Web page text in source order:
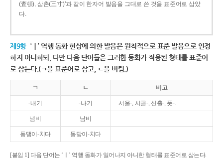
(査頓), 삼촌(三寸)’과 같이 한자어 발음을 그대로 쓴 것을 표준어로 삼았
다.
제9항 ‘ㅣ’ 역행 동화 현상에 의한 발음은 원칙적으로 표준 발음으로 인정
하지 아니하되, 다만 다음 단어들은 그러한 동화가 적용된 형태를 표준어
로 삼는다.(ㄱ을 표준어로 삼고, ㄴ을 버림.)
ㄱ ㄴ 비고
-내기 -나기 서울-, 시골-, 신출-, 풋-.
냄비 남비
동댕이-치다 동당이-치다
[붙임 1] 다음 단어는 ‘ㅣ’ 역행 동화가 일어나지 아니한 형태를 표준어로 삼는다.